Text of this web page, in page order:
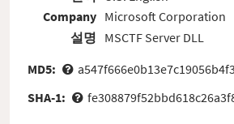
Company
설명
Microsoft Corporation
MSCTF Server DLL
MD5:
SHA-1: